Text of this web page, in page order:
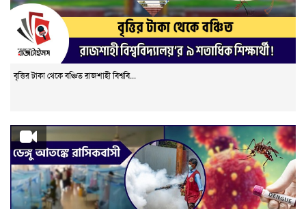
বৃত্তির টাকা থেকে বঞ্চিত রাজশাহী বিশ্ববি...